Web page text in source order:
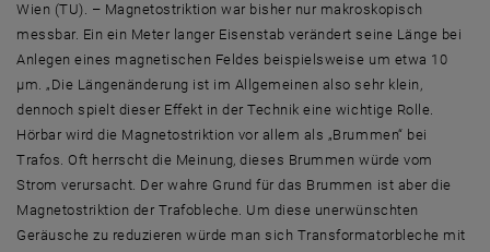
Wien (TU). – Magnetostriktion war bisher nur makroskopisch
messbar. Ein ein Meter langer Eisenstab verändert seine Länge bei
Anlegen eines magnetischen Feldes beispielsweise um etwa 10
µm. „Die Längenänderung ist im Allgemeinen also sehr klein,
dennoch spielt dieser Effekt in der Technik eine wichtige Rolle.
Hörbar wird die Magnetostriktion vor allem als „Brummen“ bei
Trafos. Oft herrscht die Meinung, dieses Brummen würde vom
Strom verursacht. Der wahre Grund für das Brummen ist aber die
Magnetostriktion der Trafobleche. Um diese unerwünschten
Geräusche zu reduzieren würde man sich Transformatorbleche mit